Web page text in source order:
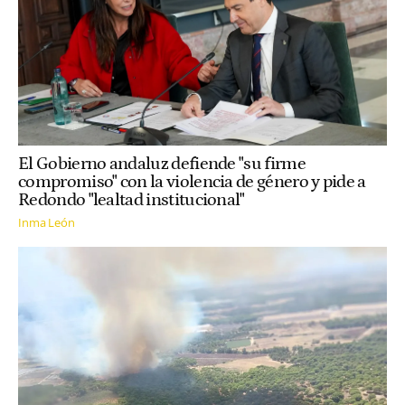
El Gobierno andaluz defiende "su firme
compromiso" con la violencia de género y pide a
Redondo "lealtad institucional"
Inma León